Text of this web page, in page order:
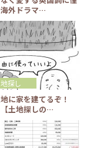
外ドラマ…
に家を建てるぞ！
【土地探しの…
探し